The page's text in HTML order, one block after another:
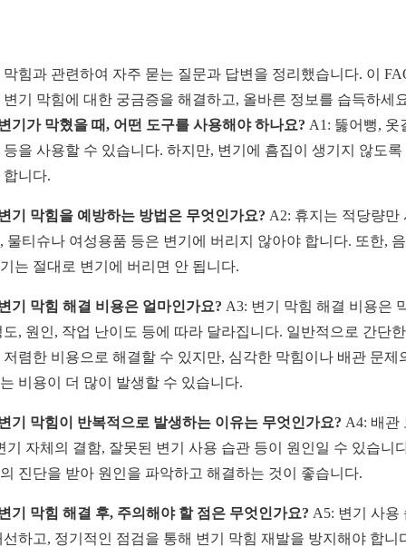
막힘과 관련하여 자주 묻는 질문과 답변을 정리했습니다. 이
변기 막힘에 대한 궁금증을 해결하고, 올바른 정보를 습득하세
기가 막혔을 때, 어떤 도구를 사용해야 하나요? A1: 뚫어뻥, 옷
등을 사용할 수 있습니다. 하지만, 변기에 흠집이 생기지 않도록
합니다.
기 막힘을 예방하는 방법은 무엇인가요? A2: 휴지는 적당량만
물티슈나 여성용품 등은 변기에 버리지 않아야 합니다. 또한,
는 절대로 변기에 버리면 안 됩니다.
기 막힘 해결 비용은 얼마인가요? A3: 변기 막힘 해결 비용은
도, 원인, 작업 난이도 등에 따라 달라집니다. 일반적으로 간단
저렴한 비용으로 해결할 수 있지만, 심각한 막힘이나 배관 문제
비용이 더 많이 발생할 수 있습니다.
기 막힘이 반복적으로 발생하는 이유는 무엇인가요? A4: 배관
기 자체의 결함, 잘못된 변기 사용 습관 등이 원인일 수 있습니
진단을 받아 원인을 파악하고 해결하는 것이 좋습니다.
기 막힘 해결 후, 주의해야 할 점은 무엇인가요? A5: 변기 사용
선하고, 정기적인 점검을 통해 변기 막힘 재발을 방지해야 합니